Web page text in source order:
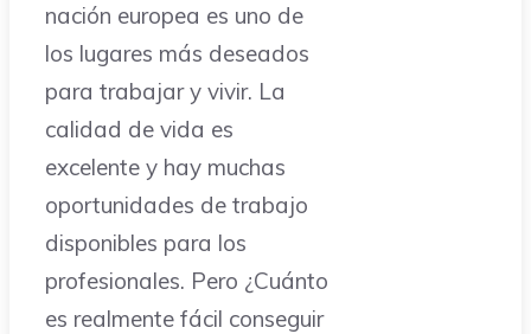
nación europea es uno de
los lugares más deseados
para trabajar y vivir. La
calidad de vida es
excelente y hay muchas
oportunidades de trabajo
disponibles para los
profesionales. Pero ¿Cuánto
es realmente fácil conseguir